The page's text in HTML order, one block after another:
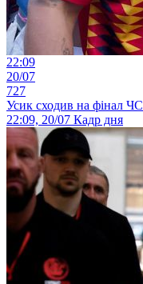
22:09
20/07
727
Усик сходив на фінал
22:09, 20/07 Кадр дня